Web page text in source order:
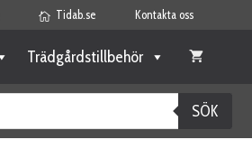
Tidab.se Kontakta oss
Trädgårdstillbehör
SÖK